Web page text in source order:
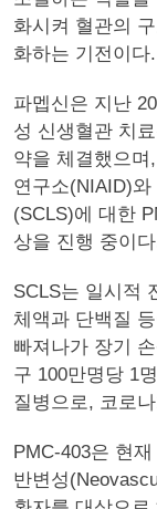
화시켜 혈관의
화하는 기전이다.
파멥신은 지난
성 신생혈관 치
약을 체결했으며
연구소(NIAID)
(SCLS)에 대한
상을 진행 중이
SCLS는 일시적
체액과 단백질
빠져나가 장기
구 100만명당 1
질병으로, 코로
PMC-403은 현
반변성